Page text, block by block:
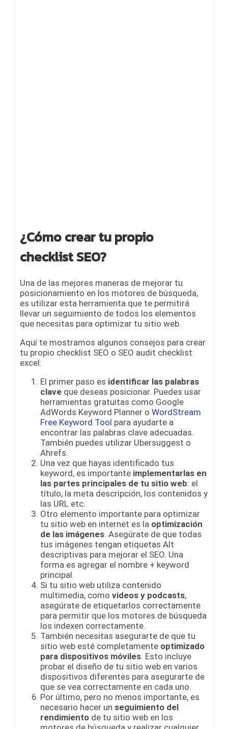
¿Cómo crear tu propio
checklist SEO?
Una de las mejores maneras de mejorar tu
posicionamiento en los motores de búsqueda,
es utilizar esta herramienta que te permitirá
llevar un seguimiento de todos los elementos
que necesitas para optimizar tu sitio web.
Aquí te mostramos algunos consejos para crear
tu propio checklist SEO o SEO audit checklist
excel:
El primer paso es identificar las palabras
clave que deseas posicionar. Puedes usar
herramientas gratuitas como Google
AdWords Keyword Planner o WordStream
Free Keyword Tool para ayudarte a
encontrar las palabras clave adecuadas.
También puedes utilizar Ubersuggest o
Ahrefs.
Una vez que hayas identificado tus
keyword, es importante implementarlas en
las partes principales de tu sitio web: el
título, la meta descripción, los contenidos y
las URL etc.
Otro elemento importante para optimizar
tu sitio web en internet es la optimización
de las imágenes. Asegúrate de que todas
tus imágenes tengan etiquetas Alt
descriptivas para mejorar el SEO. Una
forma es agregar el nombre + keyword
principal.
Si tu sitio web utiliza contenido
multimedia, como videos y podcasts,
asegúrate de etiquetarlos correctamente
para permitir que los motores de búsqueda
los indexen correctamente.
También necesitas asegurarte de que tu
sitio web esté completamente optimizado
para dispositivos móviles. Esto incluye
probar el diseño de tu sitio web en varios
dispositivos diferentes para asegurarte de
que se vea correctamente en cada uno.
Por último, pero no menos importante, es
necesario hacer un seguimiento del
rendimiento de tu sitio web en los